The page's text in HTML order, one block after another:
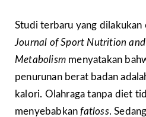
Studi terbaru yang dilakukan
Journal of Sport Nutrition and
Metabolism menyatakan
penurunan berat badan
kalori. Olahraga tanpa diet
menyebabkanfatloss.